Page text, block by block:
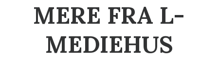
MERE FRA L-
MEDIEHUS